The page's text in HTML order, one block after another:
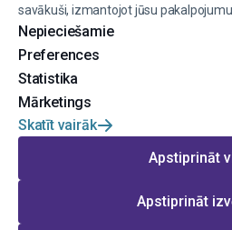
savākuši, izmantojot jūsu
Nepieciešamie
Preferences
Statistika
Mārketings
Skatīt vairāk
Apstiprināt
Apstiprināt
© 2022 EINŠTEINS AUTOSKOLA.
Lietošanas noteikumi
Privātums
Mājas lapas izstrāde no
Doties uz lapas